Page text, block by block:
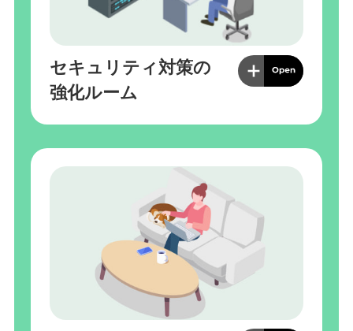
セキュリティ対策の
強化ルーム